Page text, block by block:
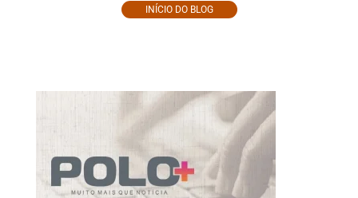
INÍCIO DO BLOG